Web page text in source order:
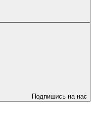
Подпишись на нас